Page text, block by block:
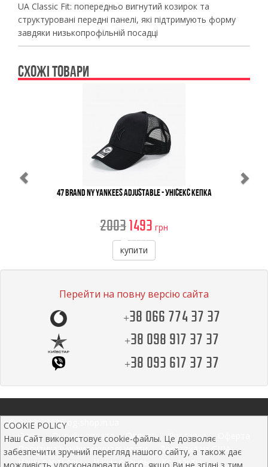
UA Classic Fit: попередньо вигнутий козирок та
структуровані передні панелі, які підтримують форму
завдяки низькопрофільній посадці
СХОЖІ ТОВАРИ
47 Brand NY YANKEES Adjustable - Унісекс Кепка
20031493 грн
купити
Перейти на повну версію сайта
+38 066 774 37 37
+38 098 917 37 37
+38 093 617 37 37
© 2012 - 2026 og-shop.in.ua
О нас
Онлайн оплата Оплата Доставка
Политика конфиденциальности
Доставка из США
Наши партнеры
Нашы отзывы Контакты
COOKIE POLICY
Наш Сайт використовує cookie-файлы. Це дозволяє
забезпечити зручний перегляд нашого сайту, а також дає